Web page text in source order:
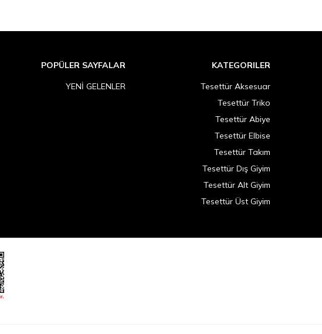
KATEGORILER
Tesettür Aksesuar
Tesettür Triko
Tesettür Abiye
Tesettür Elbise
Tesettür Takım
Tesettür Dış Giyim
Tesettür Alt Giyim
Tesettür Üst Giyim
POPÜLER SAYFALAR
YENİ GELENLER